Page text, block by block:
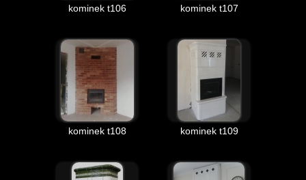
kominek t106 kominek t107
kominek t108 kominek t109